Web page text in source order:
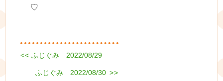
♡
投
稿
Previous
<< ふじぐみ 2022/08/29
Next
ふじぐみ 2022/08/30 >>